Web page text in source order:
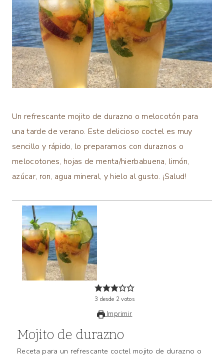
Un refrescante mojito de durazno o melocotón para
una tarde de verano. Este delicioso coctel es muy
sencillo y rápido, lo preparamos con duraznos o
melocotones, hojas de menta/hierbabuena, limón,
azúcar, ron, agua mineral, y hielo al gusto. ¡Salud!
3 desde 2votos
Imprimir
Mojito de durazno
Receta para un refrescante coctel mojito de durazno o